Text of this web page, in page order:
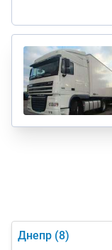
Днепр (8)